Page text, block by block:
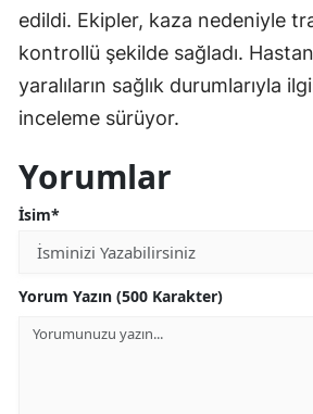
edildi. Ekipler, kaza nedeniyle
kontrollü şekilde sağladı.
yaralıların sağlık durumlarıyla
inceleme sürüyor.
Yorumlar
İsim*
Yorum Yazın (500 Karakter)